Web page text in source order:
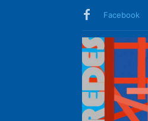
Facebook